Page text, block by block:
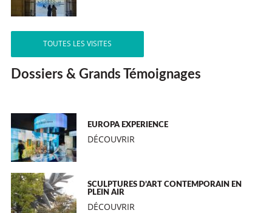
TOUTES LES VISITES
Dossiers & Grands Témoignages
EUROPA EXPERIENCE
DÉCOUVRIR
SCULPTURES D’ART CONTEMPORAIN EN
PLEIN AIR
DÉCOUVRIR